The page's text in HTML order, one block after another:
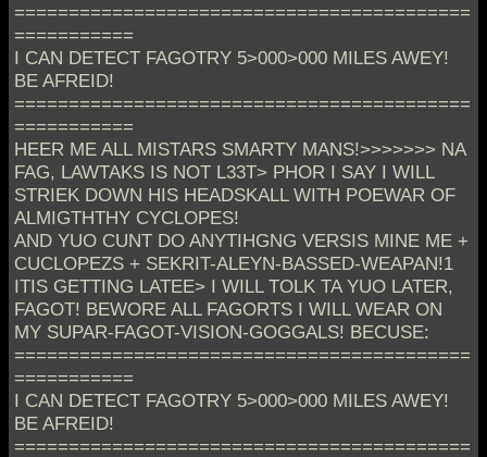
==========================================
===========
I CAN DETECT FAGOTRY 5>000>000 MILES AWEY!
BE AFREID!
==========================================
===========
HEER ME ALL MISTARS SMARTY MANS!>>>>>>> NA
FAG, LAWTAKS IS NOT L33T> PHOR I SAY I WILL
STRIEK DOWN HIS HEADSKALL WITH POEWAR OF
ALMIGTHTHY CYCLOPES!
AND YUO CUNT DO ANYTIHGNG VERSIS MINE ME +
CUCLOPEZS + SEKRIT-ALEYN-BASSED-WEAPAN!1
ITIS GETTING LATEE> I WILL TOLK TA YUO LATER,
FAGOT! BEWORE ALL FAGORTS I WILL WEAR ON
MY SUPAR-FAGOT-VISION-GOGGALS! BECUSE:
==========================================
===========
I CAN DETECT FAGOTRY 5>000>000 MILES AWEY!
BE AFREID!
==========================================